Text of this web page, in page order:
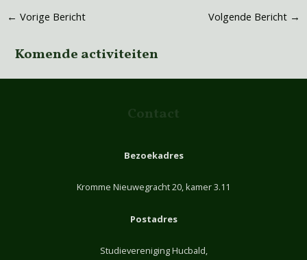
← Vorige Bericht Volgende Bericht →
Komende activiteiten
Contact
Bezoekadres
Kromme Nieuwegracht 20, kamer 3.11
Postadres
Studievereniging Hucbald,